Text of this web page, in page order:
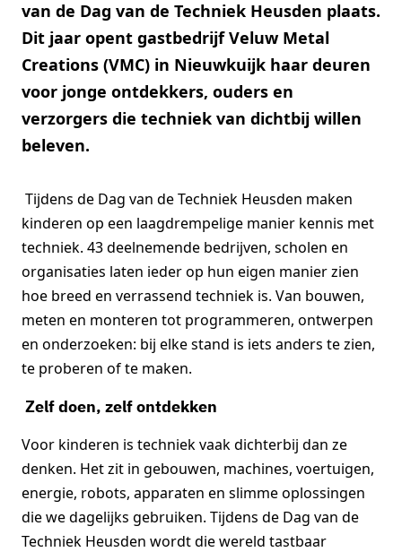
van de Dag van de Techniek Heusden plaats.
Dit jaar opent gastbedrijf Veluw Metal
Creations (VMC) in Nieuwkuijk haar deuren
voor jonge ontdekkers, ouders en
verzorgers die techniek van dichtbij willen
beleven.
Tijdens de Dag van de Techniek Heusden maken
kinderen op een laagdrempelige manier kennis met
techniek. 43 deelnemende bedrijven, scholen en
organisaties laten ieder op hun eigen manier zien
hoe breed en verrassend techniek is. Van bouwen,
meten en monteren tot programmeren, ontwerpen
en onderzoeken: bij elke stand is iets anders te zien,
te proberen of te maken.
Zelf doen, zelf ontdekken
Voor kinderen is techniek vaak dichterbij dan ze
denken. Het zit in gebouwen, machines, voertuigen,
energie, robots, apparaten en slimme oplossingen
die we dagelijks gebruiken. Tijdens de Dag van de
Techniek Heusden wordt die wereld tastbaar